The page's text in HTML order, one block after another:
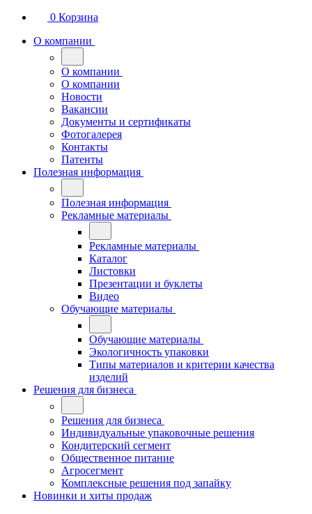
0 Корзина
О компании
О компании
О компании
Новости
Вакансии
Документы и сертификаты
Фотогалерея
Контакты
Патенты
Полезная информация
Полезная информация
Рекламные материалы
Рекламные материалы
Каталог
Листовки
Презентации и буклеты
Видео
Обучающие материалы
Обучающие материалы
Экологичность упаковки
Типы материалов и критерии качества
изделий
Решения для бизнеса
Решения для бизнеса
Индивидуальные упаковочные решения
Кондитерский сегмент
Общественное питание
Агросегмент
Комплексные решения под запайку
Новинки и хиты продаж